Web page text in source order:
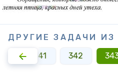
ДРУГИЕ ЗАДАЧИ ИЗ
341 342